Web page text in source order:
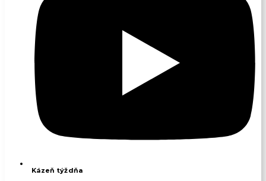
Kázeň týždňa